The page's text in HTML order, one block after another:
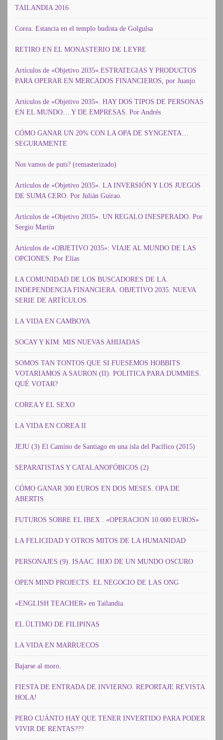
TAILANDIA 2016
Corea. Estancia en el templo budista de Golgulsa
RETIRO EN EL MONASTERIO DE LEYRE
Artículos de «Objetivo 2035».ESTRATEGIAS Y PRODUCTOS
PARA OPERAR EN MERCADOS FINANCIEROS, por Juanjo
Artículos de «Objetivo 2035». HAY DOS TIPOS DE PERSONAS
EN EL MUNDO… Y DE EMPRESAS. Por Andrés
CÓMO GANAR UN 20% CON LA OPA DE SYNGENTA…
SEGURAMENTE
Nos vamos de puts? (remasterizado)
Artículos de «Objetivo 2035». LA INVERSIÓN Y LOS JUEGOS
DE SUMA CERO. Por Julián Guirao.
Artículos de «Objetivo 2035». UN REGALO INESPERADO. Por
Sergio Martín
Artículos de «OBJETIVO 2035»: VIAJE AL MUNDO DE LAS
OPCIONES. Por Elías
LA COMUNIDAD DE LOS BUSCADORES DE LA
INDEPENDENCIA FINANCIERA. OBJETIVO 2035. NUEVA
SERIE DE ARTÍCULOS.
LA VIDA EN CAMBOYA
SOCAY Y KIM. MIS NUEVAS AHIJADAS
SOMOS TAN TONTOS QUE SI FUESEMOS HOBBITS
VOTARIAMOS A SAURON (II). POLITICA PARA DUMMIES.
QUÉ VOTAR?
COREA Y EL SEXO
LA VIDA EN COREA II
JEJU (3) El Camino de Santiago en una isla del Pacífico (2015)
SEPARATISTAS Y CATALANOFÓBICOS (2)
CÓMO GANAR 300 EUROS EN DOS MESES. OPA DE
ABERTIS
FUTUROS SOBRE EL IBEX . «OPERACION 10.000 EUROS»
LA FELICIDAD Y OTROS MITOS DE LA HUMANIDAD
PERSONAJES (9). ISAAC. HIJO DE UN MUNDO OSCURO
OPEN MIND PROJECTS. EL NEGOCIO DE LAS ONG
«ENGLISH TEACHER» en Tailandia.
EL ÚLTIMO DE FILIPINAS
LA VIDA EN MARRUECOS
Bajarse al moro.
FIESTA DE ENTRADA DE INVIERNO. REPORTAJE REVISTA
HOLA!
PERO CUÁNTO HAY QUE TENER INVERTIDO PARA PODER
VIVIR DE RENTAS???